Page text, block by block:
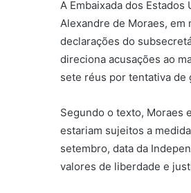
A Embaixada dos
Alexandre de Moraes,
declarações do
direciona acusações ao
sete réus por tentativa de
Segundo o texto, Moraes
estariam sujeitos a
setembro, data da
valores de liberdade e